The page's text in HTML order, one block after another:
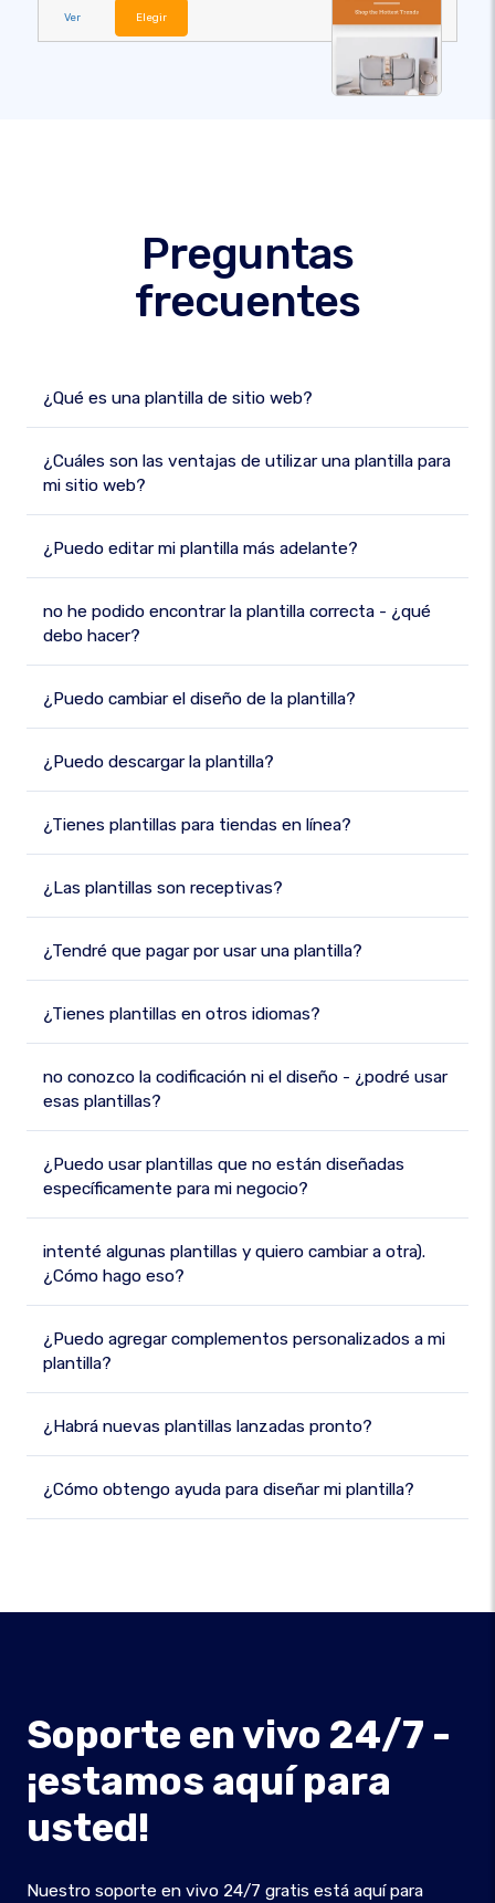
Ver Elegir
Preguntas
frecuentes
¿Qué es una plantilla de sitio web?
¿Cuáles son las ventajas de utilizar una plantilla para
mi sitio web?
¿Puedo editar mi plantilla más adelante?
no he podido encontrar la plantilla correcta - ¿qué
debo hacer?
¿Puedo cambiar el diseño de la plantilla?
¿Puedo descargar la plantilla?
¿Tienes plantillas para tiendas en línea?
¿Las plantillas son receptivas?
¿Tendré que pagar por usar una plantilla?
¿Tienes plantillas en otros idiomas?
no conozco la codificación ni el diseño - ¿podré usar
esas plantillas?
¿Puedo usar plantillas que no están diseñadas
específicamente para mi negocio?
intenté algunas plantillas y quiero cambiar a otra).
¿Cómo hago eso?
¿Puedo agregar complementos personalizados a mi
plantilla?
¿Habrá nuevas plantillas lanzadas pronto?
¿Cómo obtengo ayuda para diseñar mi plantilla?
Soporte en vivo 24/7 -
¡estamos aquí para
usted!
Nuestro soporte en vivo 24/7 gratis está aquí para